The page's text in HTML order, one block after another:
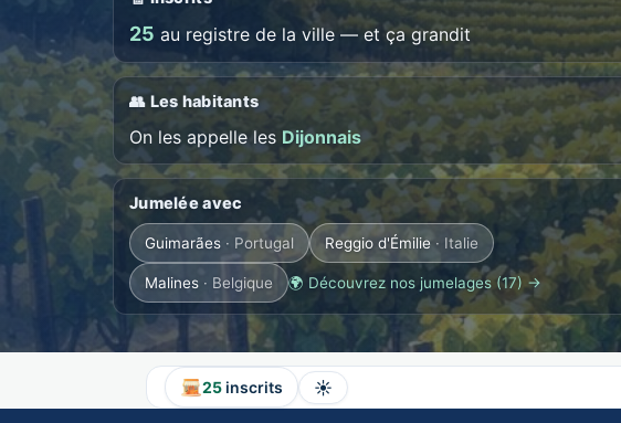
25 au registre de la ville — et ça grandit
👥 Les habitants
On les appelle les Dijonnais
Jumelée avec
Guimarães · Portugal Reggio d'Émilie · Italie
Malines · Belgique 🌍 Découvrez nos jumelages (17) →
25inscrits ☀️